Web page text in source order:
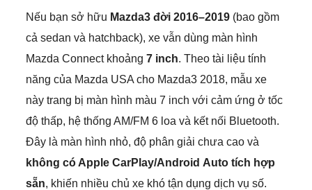
Nếu bạn sở hữu Mazda3 đời 2016–2019 (bao gồm
cả sedan và hatchback), xe vẫn dùng màn hình
Mazda Connect khoảng 7 inch. Theo tài liệu tính
năng của Mazda USA cho Mazda3 2018, mẫu xe
này trang bị màn hình màu 7 inch với cảm ứng ở tốc
độ thấp, hệ thống AM/FM 6 loa và kết nối Bluetooth.
Đây là màn hình nhỏ, độ phân giải chưa cao và
không có Apple CarPlay/Android Auto tích hợp
sẵn, khiến nhiều chủ xe khó tận dụng dịch vụ số.